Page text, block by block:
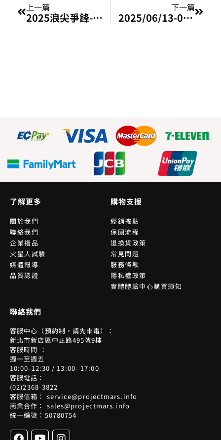
上一篇
2025浪尖爭鋒-基隆SUP競速賽暨海洋嘉年華開放報名！
下一篇
2025/06/13-06/15 睡眠療癒展
了解更多
關於我們
聯絡我們
企業禮品
火星人試驗
媒體報導
品質認證
購物支援
經銷據點
保固流程
退換貨政策
常見問題
服務條款
隱私權政策
實體體驗中心購買須知
聯絡我們
客服中心（預約制，請先來電）：
新北市新店區中正路495號9樓
客服時間 ：
週一至週五
10:00-12:30 / 13:00- 17:00
客服電話：
(02)2368-3822
客服信箱： service@projectmars.info
商業合作： sales@projectmars.info
統一編號：50780754
F Y I